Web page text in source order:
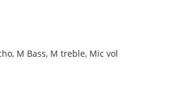
M Bass, M treble, Mic vol